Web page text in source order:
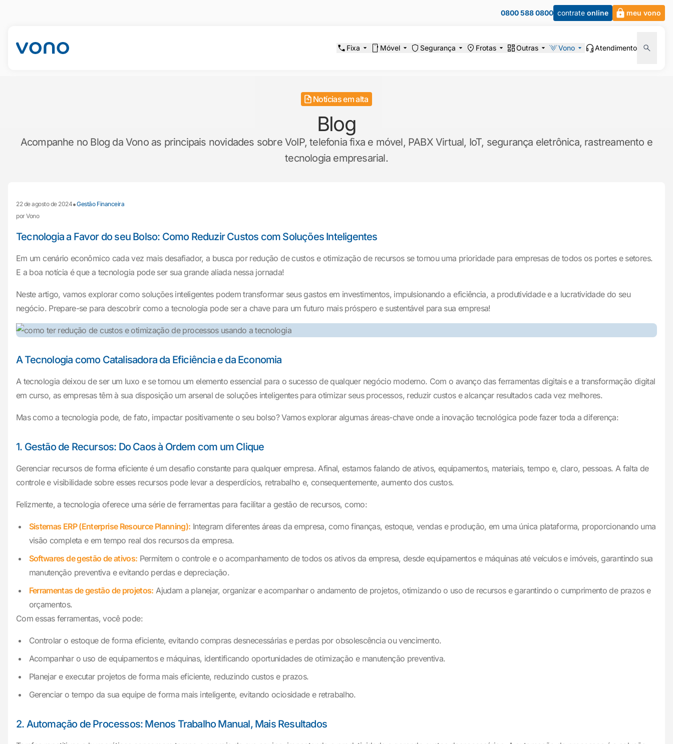
0800 588 0800 contrate online meu vono
Fixa Móvel Segurança Frotas Outras Vono Atendimento
Notícias em alta
Blog
Acompanhe no Blog da Vono as principais novidades sobre VoIP, telefonia fixa e móvel, PABX Virtual, IoT, segurança eletrônica, rastreamento e
tecnologia empresarial.
22 de agosto de 2024•Gestão Financeira
por Vono
Tecnologia a Favor do seu Bolso: Como Reduzir Custos com Soluções Inteligentes
Em um cenário econômico cada vez mais desafiador, a busca por redução de custos e otimização de recursos se tornou uma prioridade para empresas de todos os portes e setores.
E a boa notícia é que a tecnologia pode ser sua grande aliada nessa jornada!
Neste artigo, vamos explorar como soluções inteligentes podem transformar seus gastos em investimentos, impulsionando a eficiência, a produtividade e a lucratividade do seu
negócio. Prepare-se para descobrir como a tecnologia pode ser a chave para um futuro mais próspero e sustentável para sua empresa!
A Tecnologia como Catalisadora da Eficiência e da Economia
A tecnologia deixou de ser um luxo e se tornou um elemento essencial para o sucesso de qualquer negócio moderno. Com o avanço das ferramentas digitais e a transformação digital
em curso, as empresas têm à sua disposição um arsenal de soluções inteligentes para otimizar seus processos, reduzir custos e alcançar resultados cada vez melhores.
Mas como a tecnologia pode, de fato, impactar positivamente o seu bolso? Vamos explorar algumas áreas-chave onde a inovação tecnológica pode fazer toda a diferença:
1. Gestão de Recursos: Do Caos à Ordem com um Clique
Gerenciar recursos de forma eficiente é um desafio constante para qualquer empresa. Afinal, estamos falando de ativos, equipamentos, materiais, tempo e, claro, pessoas. A falta de
controle e visibilidade sobre esses recursos pode levar a desperdícios, retrabalho e, consequentemente, aumento dos custos.
Felizmente, a tecnologia oferece uma série de ferramentas para facilitar a gestão de recursos, como:
Sistemas ERP (Enterprise Resource Planning): Integram diferentes áreas da empresa, como finanças, estoque, vendas e produção, em uma única plataforma, proporcionando uma
visão completa e em tempo real dos recursos da empresa.
Softwares de gestão de ativos: Permitem o controle e o acompanhamento de todos os ativos da empresa, desde equipamentos e máquinas até veículos e imóveis, garantindo sua
manutenção preventiva e evitando perdas e depreciação.
Ferramentas de gestão de projetos: Ajudam a planejar, organizar e acompanhar o andamento de projetos, otimizando o uso de recursos e garantindo o cumprimento de prazos e
orçamentos.
Com essas ferramentas, você pode:
Controlar o estoque de forma eficiente, evitando compras desnecessárias e perdas por obsolescência ou vencimento.
Acompanhar o uso de equipamentos e máquinas, identificando oportunidades de otimização e manutenção preventiva.
Planejar e executar projetos de forma mais eficiente, reduzindo custos e prazos.
Gerenciar o tempo da sua equipe de forma mais inteligente, evitando ociosidade e retrabalho.
2. Automação de Processos: Menos Trabalho Manual, Mais Resultados